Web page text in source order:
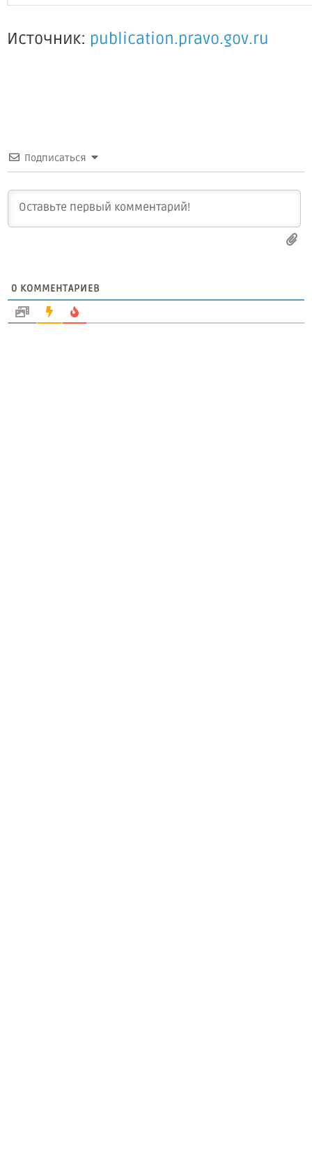
Источник: publication.pravo.gov.ru
Подписаться
0 КОММЕНТАРИЕВ